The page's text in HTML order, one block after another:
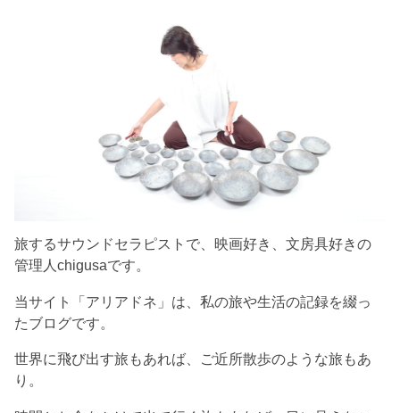
旅するサウンドセラピストで、映画好き、文房具好きの
管理人chigusaです。
当サイト「アリアドネ」は、私の旅や生活の記録を綴っ
たブログです。
世界に飛び出す旅もあれば、ご近所散歩のような旅もあ
り。